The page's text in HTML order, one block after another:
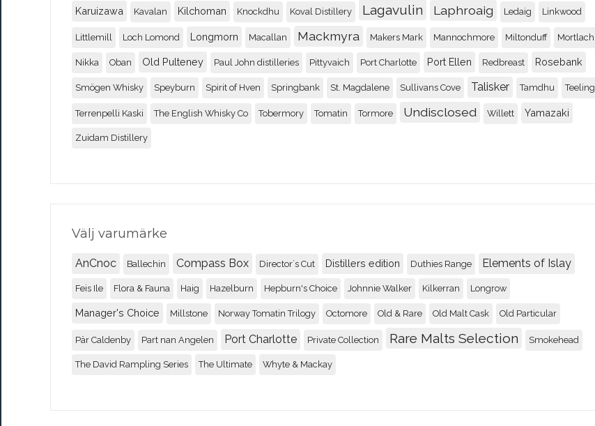
Karuizawa Kavalan Kilchoman Knockdhu Koval Distillery Lagavulin Laphroaig Ledaig Linkwood
Littlemill Loch Lomond Longmorn Macallan Mackmyra Makers Mark Mannochmore Miltonduff Mortlach
Nikka Oban Old Pulteney Paul John distilleries Pittyvaich Port Charlotte Port Ellen Redbreast Rosebank
Smögen Whisky Speyburn Spirit of Hven Springbank St. Magdalene Sullivans Cove Talisker Tamdhu Teeling
Terrenpelli Kaski The English Whisky Co Tobermory Tomatin Tormore Undisclosed Willett Yamazaki
Zuidam Distillery
Välj varumärke
AnCnoc Ballechin Compass Box Director´s Cut Distillers edition Duthies Range Elements of Islay
Feis Ile Flora & Fauna Haig Hazelburn Hepburn's Choice Johnnie Walker Kilkerran Longrow
Manager's Choice Millstone Norway Tomatin Trilogy Octomore Old & Rare Old Malt Cask Old Particular
Pär Caldenby Part nan Angelen Port Charlotte Private Collection Rare Malts Selection Smokehead
The David Rampling Series The Ultimate Whyte & Mackay